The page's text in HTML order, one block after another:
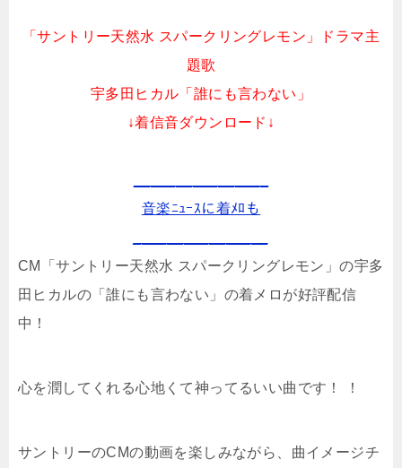
「サントリー天然水 スパークリングレモン」ドラマ主
題歌
宇多田ヒカル「誰にも言わない」
↓着信音ダウンロード↓
音楽ﾆｭｰｽに着ﾒﾛも
CM「サントリー天然水 スパークリングレモン」の宇多
田ヒカルの「誰にも言わない」の着メロが好評配信
中！
心を潤してくれる心地くて神ってるいい曲です！ ！
サントリーのCMの動画を楽しみながら、曲イメージチ